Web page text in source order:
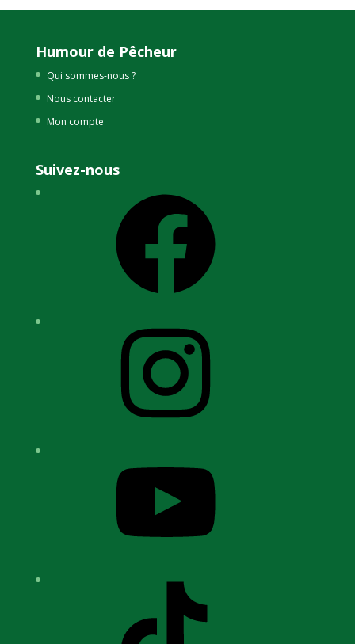
Humour de Pêcheur
Qui sommes-nous ?
Nous contacter
Mon compte
Suivez-nous